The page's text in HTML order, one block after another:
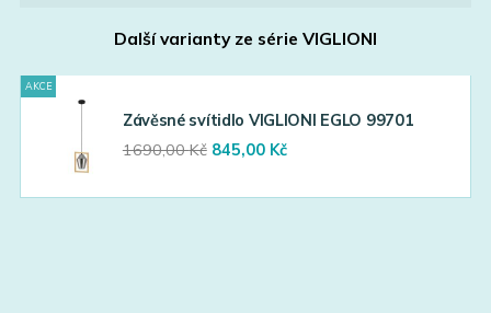
Další varianty ze série VIGLIONI
AKCE
Závěsné svítidlo VIGLIONI EGLO 99701
1690,00Kč Original
was:
845,00 KčCurrent
is: